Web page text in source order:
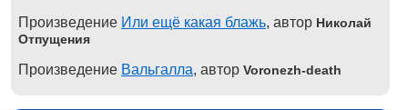
Произведение Или ещё какая блажь, автор Николай
Отпущения
Произведение Вальгалла, автор Voronezh-death